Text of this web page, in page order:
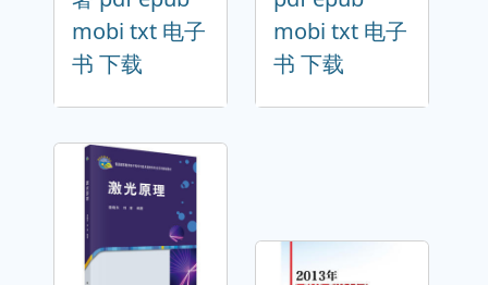
mobi txt 电子
书 下载
mobi txt 电子
书 下载